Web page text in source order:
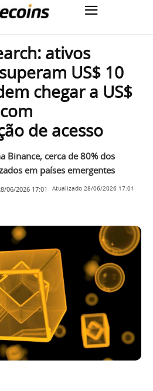
ativos
US$ 10
chegar a US$
de acesso
Binance, cerca de 80% dos
em países emergentes
06/2026 17:01 Atualizado 28/06/2026 17:01